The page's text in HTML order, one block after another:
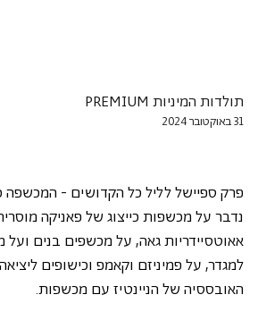
תולדות המיניות PREMIUM
31 באוקטובר 2024
פרק ספיישל לליל כל הקדושים - המכשפה
נדבר על מכשפות כייצוג של פאניקה
אאוטסיידריות גאה, על מכשפים בנים
למגדר, על פמיניזם וקאמפ וכישופים
האובססיה של הניינטיז עם מכשפות.